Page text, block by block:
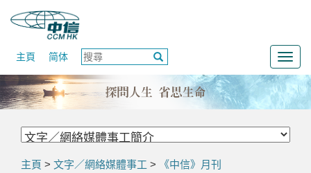
主頁 简体
主頁 > 文字／網絡媒體事工 > 《中信》月刊